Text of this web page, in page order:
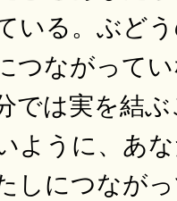
いる。ぶど
つながって
では実を結
ように、あ
しにつなが